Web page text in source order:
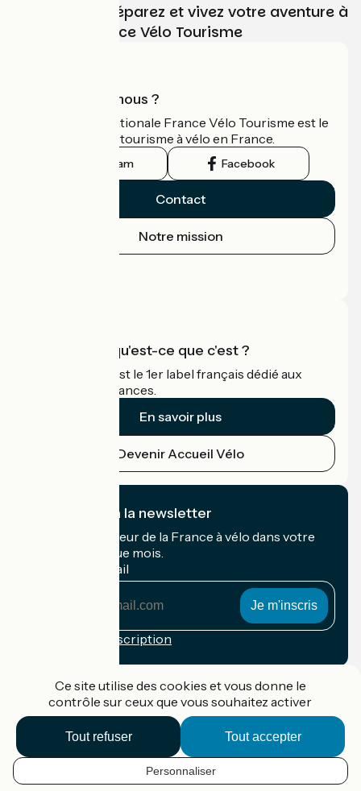
FR
Choisissez, préparez et vivez votre aventure à
vélo avec France Vélo Tourisme
Qui sommes-nous ?
L'association nationale France Vélo Tourisme est le
guide officiel du tourisme à vélo en France.
Instagram Facebook
Contact
Notre mission
Accueil Vélo qu'est-ce que c'est ?
Accueil Vélo c'est le 1er label français dédié aux
cyclistes en vacances.
En savoir plus
Devenir Accueil Vélo
Je m'abonne à la newsletter
Recevez le meilleur de la France à vélo dans votre
boîte mail chaque mois.
Mon adresse mail
Conditions d'inscription
Accueil Vélo Pro
Contact
Mentions légales
Ce site utilise des cookies et vous donne le
contrôle sur ceux que vous souhaitez activer
Tout accepter
Tout refuser
Personnaliser